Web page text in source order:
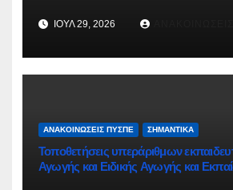
ΙΟΎΛ 29, 2026
ΑΝΑΚΟΙΝΏΣΕΙΣ ΠΥΣΠΕ ΣΗΜΑΝΤΙΚΆ
Τοποθετήσεις υπεράριθμων
Αγωγής και Ειδικής Αγωγής και